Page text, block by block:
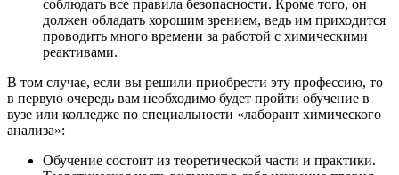
соблюдать все правила безопасности. Кроме того, он
должен обладать хорошим зрением, ведь им приходится
проводить много времени за работой с химическими
реактивами.
В том случае, если вы решили приобрести эту профессию, то
в первую очередь вам необходимо будет пройти обучение в
вузе или колледже по специальности «лаборант химического
анализа»:
Обучение состоит из теоретической части и практики.